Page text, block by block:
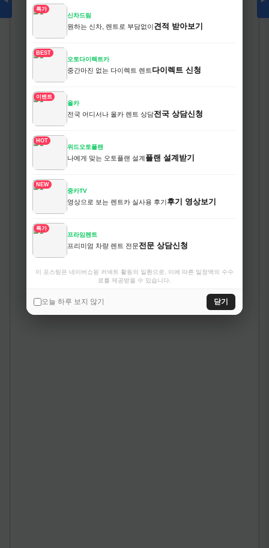
특가
신차드림
원하는 신차, 렌트로 부담없이견적 받아보기
BEST
오토다이렉트카
중간마진 없는 다이렉트 렌트 다이렉트 신청
이벤트
올카
전국 어디서나 올카 렌트 상담전국 상담신청
HOT
위드오토플랜
나에게 맞는 오토플랜 설계플랜 설계받기
NEW
중카TV
영상으로 보는 렌트카 실사용 후기후기 영상보기
특가
프라임렌트
프리미엄 차량 렌트 전문전문 상담신청
이 포스팅은 네이버쇼핑 커넥트 활동의 일환으로, 이에 따른 일정액의 수수
료를 제공받을 수 있습니다.
오늘 하루 보지 않기 닫기